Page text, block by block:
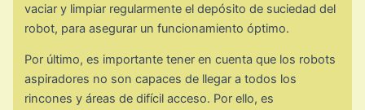
vaciar y limpiar regularmente el depósito de suciedad del
robot, para asegurar un funcionamiento óptimo.
Por último, es importante tener en cuenta que los robots
aspiradores no son capaces de llegar a todos los
rincones y áreas de difícil acceso. Por ello, es